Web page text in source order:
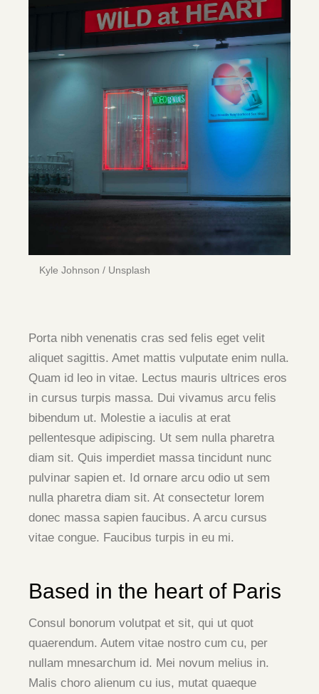
Kyle Johnson / Unsplash
Porta nibh venenatis cras sed felis eget velit
aliquet sagittis. Amet mattis vulputate enim nulla.
Quam id leo in vitae. Lectus mauris ultrices eros
in cursus turpis massa. Dui vivamus arcu felis
bibendum ut. Molestie a iaculis at erat
pellentesque adipiscing. Ut sem nulla pharetra
diam sit. Quis imperdiet massa tincidunt nunc
pulvinar sapien et. Id ornare arcu odio ut sem
nulla pharetra diam sit. At consectetur lorem
donec massa sapien faucibus. A arcu cursus
vitae congue. Faucibus turpis in eu mi.
Based in the heart of Paris
Consul bonorum volutpat et sit, qui ut quot
quaerendum. Autem vitae nostro cum cu, per
nullam mnesarchum id. Mei novum melius in.
Malis choro alienum cu ius, mutat quaeque